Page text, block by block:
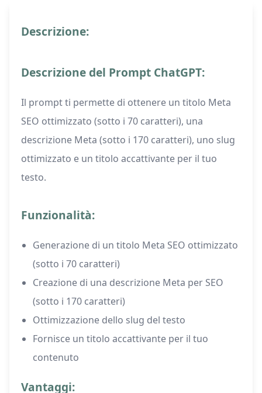
Descrizione:
Descrizione del Prompt ChatGPT:
Il prompt ti permette di ottenere un titolo Meta
SEO ottimizzato (sotto i 70 caratteri), una
descrizione Meta (sotto i 170 caratteri), uno slug
ottimizzato e un titolo accattivante per il tuo
testo.
Funzionalità:
Generazione di un titolo Meta SEO ottimizzato
(sotto i 70 caratteri)
Creazione di una descrizione Meta per SEO
(sotto i 170 caratteri)
Ottimizzazione dello slug del testo
Fornisce un titolo accattivante per il tuo
contenuto
Vantaggi: